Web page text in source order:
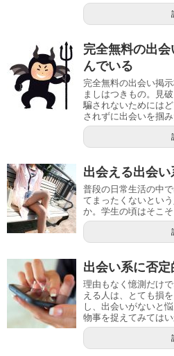
完全無料の出
んでいる
完全無料の出会い掲
ましはつきもの。見
騙されないためには
されずに出会いを掴
出会える出会
普段の日常生活の中
てまったくないとい
か。学生の頃はそこ
出会い系に否
理由もなく憶測だけ
える人は、とても損
し、出会いがないと
物事を捉えてみては